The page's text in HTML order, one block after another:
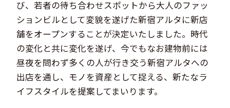
び、若者の待ち合わせスポットから大人のファッ
ションビルとして変貌を遂げた新宿アルタに新店
舗をオープンすることが決定いたしました。時代
の変化と共に変化を遂げ、今でもなお建物前には
昼夜を問わず多くの人が行き交う新宿アルタへの
出店を通し、モノを資産として捉える、新たなラ
イフスタイルを提案してまいります。